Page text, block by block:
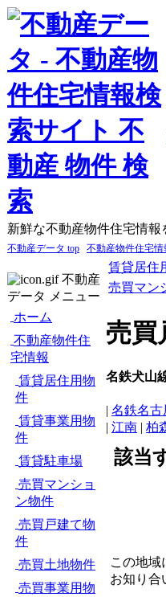
新鮮な不動産物件住宅情
不動産データ top 不動産物件住宅情
不動産
データ メニュー
ホーム
不動産物件住
宅情報
賃貸居住用物
件
賃貸事業用物
件
賃貸駐車場
売買マンショ
ン物件
売買戸建て物
件
売買土地物件
売買事業用物
賃貸居住
売買マン
売買
名鉄犬山
| 名鉄名古
| 江南 | 柏
該当
この地域
お知り合